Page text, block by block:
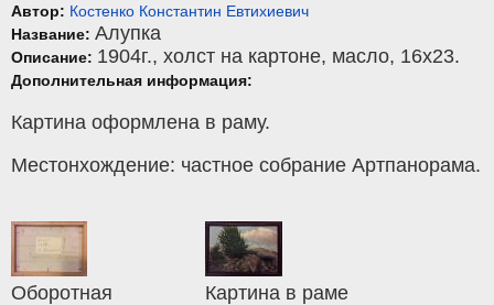
Автор: Костенко Константин Евтихиевич
Название: Алупка
Описание: 1904г., холст на картоне, масло, 16x23.
Дополнительная информация:
Картина оформлена в раму.
Местонхождение: частное собрание Артпанорама.
Оборотная Картина в раме